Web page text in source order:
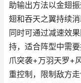
助输出方法以金翅
翅和吞天之翼持续
同时可通过减速效
持，适合阵型中需
爪突袭+万羽天罗+
重控制，限制敌方